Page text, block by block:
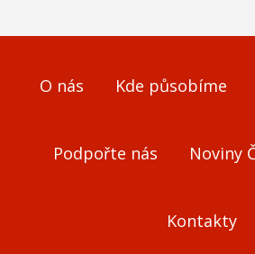
O nás Kde působíme
Podpořte nás Noviny
Kontakty